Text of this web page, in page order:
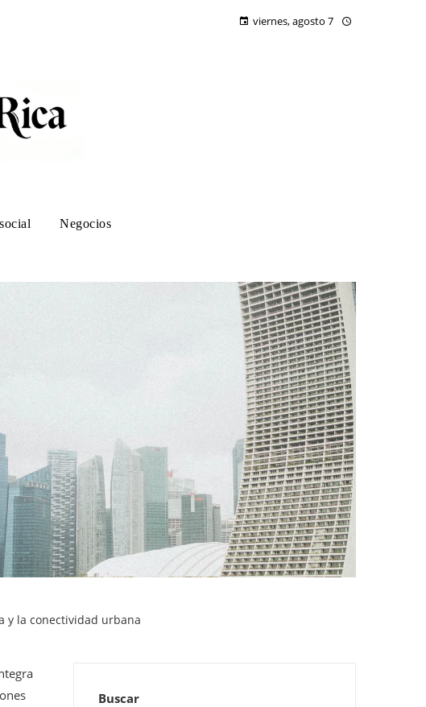
viernes, agosto 7
Negocios
y la conectividad urbana
Buscar